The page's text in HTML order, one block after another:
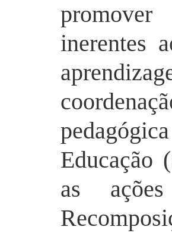
inerentes
Educação
as